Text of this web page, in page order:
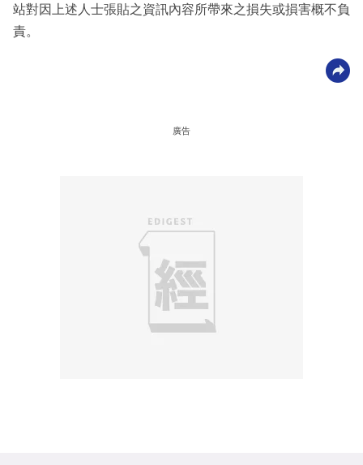
站對因上述人士張貼之資訊內容所帶來之損失或損害概不負
責。
廣告